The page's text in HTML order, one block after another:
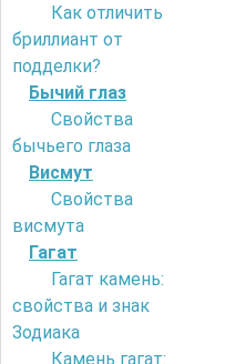
Как отличить
бриллиант от
подделки?
Бычий глаз
Свойства
бычьего глаза
Висмут
Свойства
висмута
Гагат
Гагат камень:
свойства и знак
Зодиака
Камень гагат: